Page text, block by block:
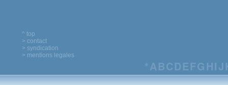
^ top
> contact
> syndication
> mentions legales
*ABCDEFG HIJ